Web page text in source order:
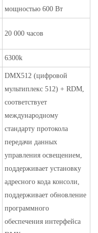
мощностью 600 Вт
20 000 часов
6300k
DMX512 (цифровой
мультиплекс 512) + RDM,
соответствует
международному
стандарту протокола
передачи данных
управления освещением,
поддерживает установку
адресного кода консоли,
поддерживает обновление
программного
обеспечения интерфейса